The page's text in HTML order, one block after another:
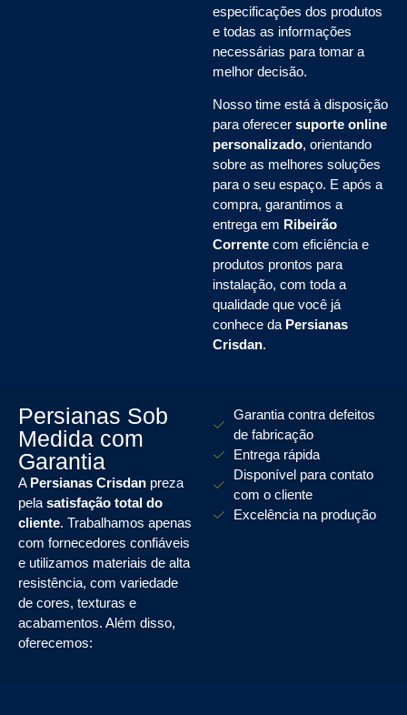
especificações dos produtos
e todas as informações
necessárias para tomar a
melhor decisão.
Nosso time está à disposição
para oferecer suporte online
personalizado, orientando
sobre as melhores soluções
para o seu espaço. E após a
compra, garantimos a
entrega em Ribeirão
Corrente com eficiência e
produtos prontos para
instalação, com toda a
qualidade que você já
conhece da Persianas
Crisdan.
Persianas Sob
Medida com
Garantia
A Persianas Crisdan preza
pela satisfação total do
cliente. Trabalhamos apenas
com fornecedores confiáveis
e utilizamos materiais de alta
resistência, com variedade
de cores, texturas e
acabamentos. Além disso,
oferecemos:
Garantia contra defeitos
de fabricação
Entrega rápida
Disponível para contato
com o cliente
Excelência na produção